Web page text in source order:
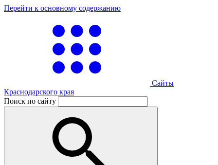
Перейти к основному содержанию
Сайты
Краснодарского края
Поиск по сайту